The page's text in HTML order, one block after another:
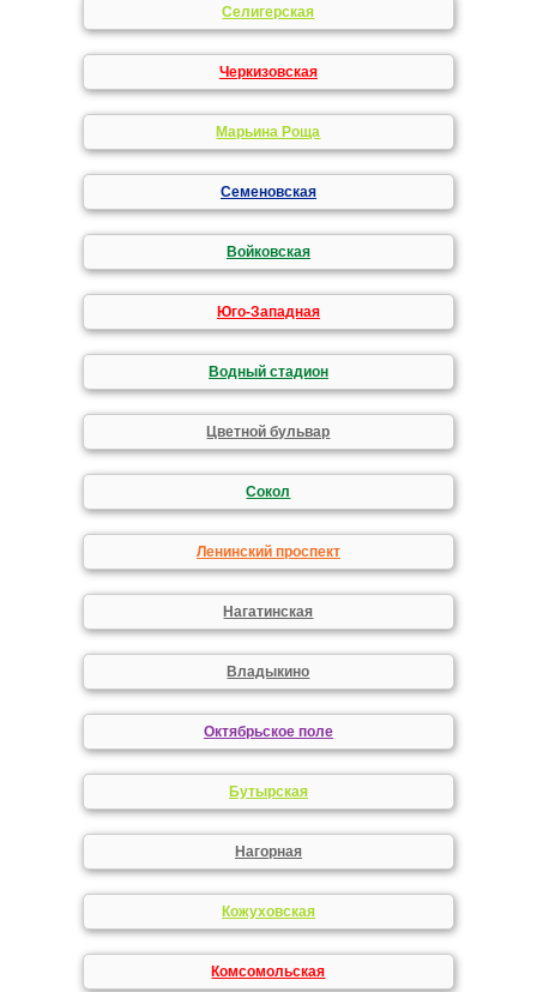
Селигерская
Черкизовская
Марьина Роща
Семеновская
Войковская
Юго-Западная
Водный стадион
Цветной бульвар
Сокол
Ленинский проспект
Нагатинская
Владыкино
Октябрьское поле
Бутырская
Нагорная
Кожуховская
Комсомольская